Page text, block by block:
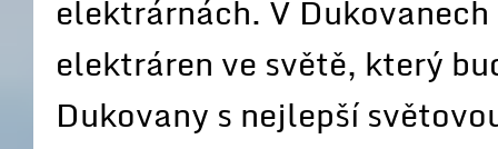
elektrárnách. V
elektráren ve světě, který
Dukovany s nejlepší